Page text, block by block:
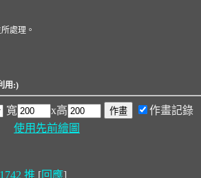
處理。
用:)
寬 x高
作畫記錄
使用先前繪圖
推 [回應]